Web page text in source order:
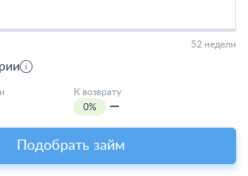
52 недели
К возврату
0%
—
Подобрать займ
оформить микрозайм, помните:
предполагает более высокие
задаваемые вопросы